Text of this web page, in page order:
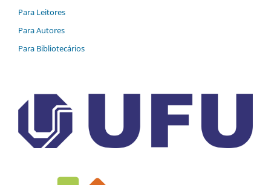
Para Leitores
Para Autores
Para Bibliotecários